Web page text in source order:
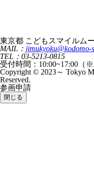
東京都 こどもスマイルム
MAIL：
TEL：03-5213-0815
受付時間：10:00~17:00（
Copyright © 2023～ Tokyo
Reserved.
参画申請
閉じる